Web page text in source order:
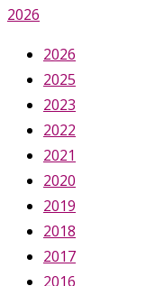
2026
2026
2025
2023
2022
2021
2020
2019
2018
2017
2016